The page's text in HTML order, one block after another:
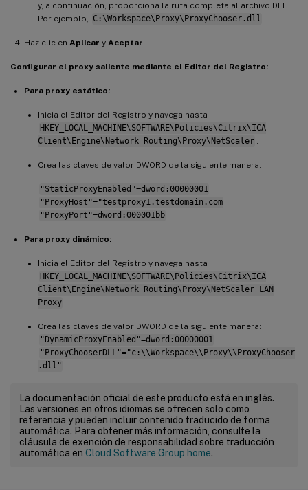
y, a continuación, proporciona la ruta completa al archivo DLL.
Por ejemplo, C:\Workspace\Proxy\ProxyChooser.dll .
Haz clic en Aplicar y Aceptar.
Configurar el proxy saliente mediante el Editor del Registro:
Para proxy estático:
Inicia el Editor del Registro y navega hasta
HKEY_LOCAL_MACHINE\SOFTWARE\Policies\Citrix\ICA
Client\Engine\Network Routing\Proxy\NetScaler .
Crea las claves de valor DWORD de la siguiente manera:
"StaticProxyEnabled"=dword:00000001
"ProxyHost"="testproxy1.testdomain.com
"ProxyPort"=dword:000001bb
Para proxy dinámico:
Inicia el Editor del Registro y navega hasta
HKEY_LOCAL_MACHINE\SOFTWARE\Policies\Citrix\ICA
Client\Engine\Network Routing\Proxy\NetScaler LAN
Proxy .
Crea las claves de valor DWORD de la siguiente manera:
"DynamicProxyEnabled"=dword:00000001
"ProxyChooserDLL"="c:\\Workspace\\Proxy\\ProxyChooser
.dll"
La documentación oficial de este producto está en inglés.
Las versiones en otros idiomas se ofrecen solo como
referencia y pueden incluir contenido traducido de forma
automática. Para obtener más información, consulte la
cláusula de exención de responsabilidad sobre traducción
automática en Cloud Software Group home.